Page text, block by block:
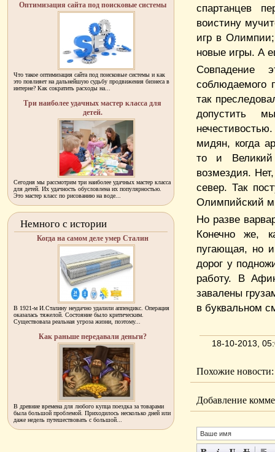
спартанцев
воистину
игр в
новые игры. А
Совпадение
соблюдаемого
так
допустить
мидян, когда
то и Великий
возмездия.
север. Так
Олимпийский
Но разве
Конечно же,
пугающая, но и
дорог у
работу. В
завалены
в буквальном
18-10-2013,
Похожие новости:
Добавление
Оптимизация сайта под поисковые системы
Что такое оптимизация сайта под поисковые системы и как
это повлияет на дальнейшую судьбу продвижения бизнеса в
интерне? Как сократить расходы на...
Три наиболее удачных мастер класса для
детей.
Сегодня мы рассмотрим три наиболее удачных мастер класса
для детей. Их удачность обусловлена их популярностью.
Это мастер класс по рисованию на воде...
Немного с истории
Когда на самом деле умер Сталин
В 1921-м И.Сталину неудачно удалили аппендикс. Операция
оказалась тяжелой. Состояние было критическим.
Существовала реальная угроза жизни, поэтому...
Как раньше передавали деньги?
В древние времена для любого купца поездка за товарами
была большой проблемой. Приходилось несколько дней или
даже недель путешествовать с большой...